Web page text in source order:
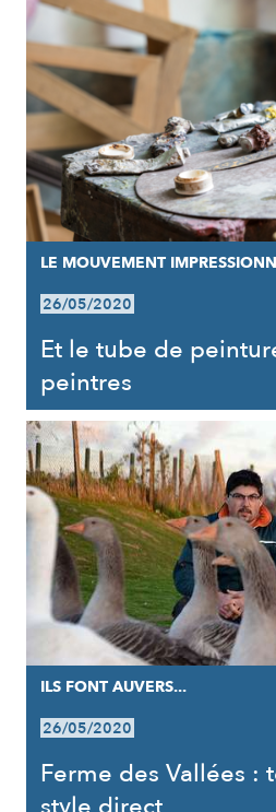
LE MOUVEMENT
26/05/2020
Et le tube de
peintres
ILS FONT AUVERS...
26/05/2020
Ferme des Vallées :